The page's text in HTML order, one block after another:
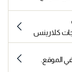
في الموقع.